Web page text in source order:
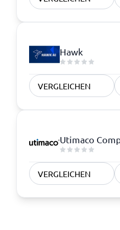
Hawk
VERGLEICHEN
Utimaco
VERGLEICHEN